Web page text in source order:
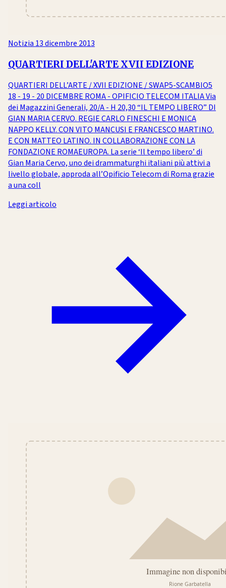
Notizia13 dicembre 2013
QUARTIERI DELL'ARTE XVII EDIZIONE
QUARTIERI DELL’ARTE / XVII EDIZIONE / SWAP5-SCAMBIO5
18 - 19 - 20 DICEMBRE ROMA - OPIFICIO TELECOM ITALIA Via
dei Magazzini Generali, 20/A - H 20,30 “IL TEMPO LIBERO” DI
GIAN MARIA CERVO. REGIE CARLO FINESCHI E MONICA
NAPPO KELLY. CON VITO MANCUSI E FRANCESCO MARTINO.
E CON MATTEO LATINO. IN COLLABORAZIONE CON LA
FONDAZIONE ROMAEUROPA. La serie ‘Il tempo libero’ di
Gian Maria Cervo, uno dei drammaturghi italiani più attivi a
livello globale, approda all’Opificio Telecom di Roma grazie
a una coll
Leggi articolo